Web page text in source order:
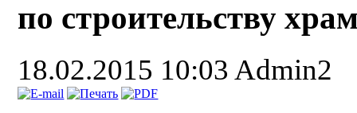
по строительству
18.02.2015 10:03 Admin2